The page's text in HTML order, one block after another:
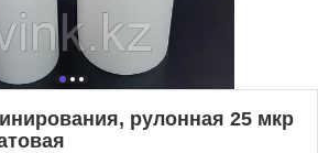
рулонная 25 мкр